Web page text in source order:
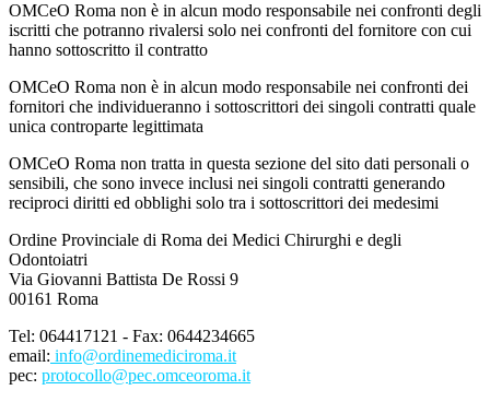
OMCeO Roma non è in alcun modo responsabile nei confronti degli
iscritti che potranno rivalersi solo nei confronti del fornitore con cui
hanno sottoscritto il contratto
OMCeO Roma non è in alcun modo responsabile nei confronti dei
fornitori che individueranno i sottoscrittori dei singoli contratti quale
unica controparte legittimata
OMCeO Roma non tratta in questa sezione del sito dati personali o
sensibili, che sono invece inclusi nei singoli contratti generando
reciproci diritti ed obblighi solo tra i sottoscrittori dei medesimi
Ordine Provinciale di Roma dei Medici Chirurghi e degli
Odontoiatri
Via Giovanni Battista De Rossi 9
00161 Roma
Tel: 064417121 - Fax: 0644234665
email: info@ordinemediciroma.it
pec: protocollo@pec.omceoroma.it